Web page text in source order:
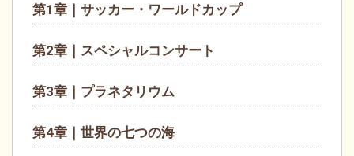
第1章｜サッカー・ワールドカップ
第2章｜スペシャルコンサート
第3章｜プラネタリウム
第4章｜世界の七つの海